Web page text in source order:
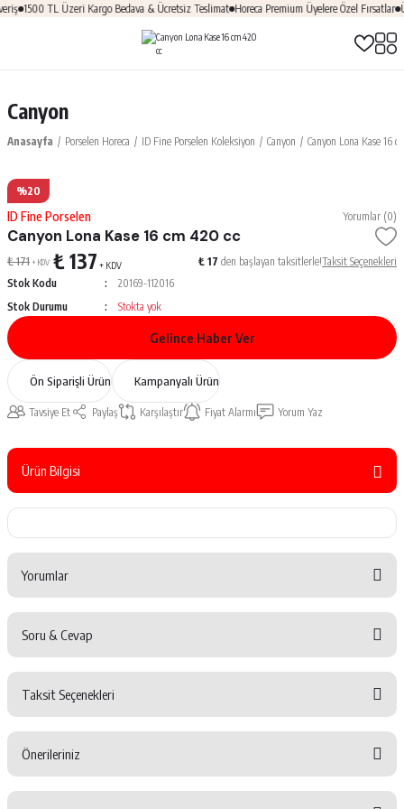
1500 TL Üzeri Kargo Bedava & Ücretsiz Teslimat Horeca Premium Üyelere Özel Fırsatlar
Canyon
Anasayfa Porselen Horeca ID Fine Porselen Koleksiyon Canyon Canyon Lona Kase 16
%20
ID Fine Porselen Yorumlar (0)
Canyon Lona Kase 16 cm 420 cc
₺ 171 + KDV ₺ 137 + KDV ₺ 17 den başlayan taksitlerle!Taksit Seçenekleri
Stok Kodu
20169-112016
Stok Durumu
Stokta yok
Gelince Haber Ver
Ön Siparişli Ürün Kampanyalı Ürün
Tavsiye Et Paylaş Karşılaştır Fiyat Alarmı Yorum Yaz
Ürün Bilgisi
Yorumlar
Yorum Yaz
Soru & Cevap
Soru Sor
Taksit Seçenekleri
Önerileriniz